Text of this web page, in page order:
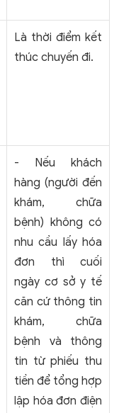
Là thời điểm kết
thúc chuyến đi.
- Nếu khách
hàng (người đến
khám, chữa
bệnh) không có
nhu cầu lấy hóa
đơn thì cuối
ngày cơ sở y tế
căn cứ thông tin
khám, chữa
bệnh và thông
tin từ phiếu thu
tiền để tổng hợp
lập hóa đơn điện